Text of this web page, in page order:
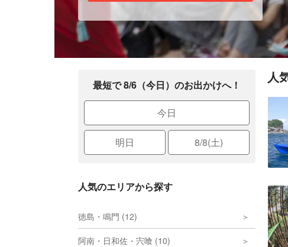
最短で 8/6（今日）のお出かけへ！
今日
明日 8/8(土)
人気のエリアから探す
徳島・鳴門 (12)
阿南・日和佐・宍喰 (10)
人